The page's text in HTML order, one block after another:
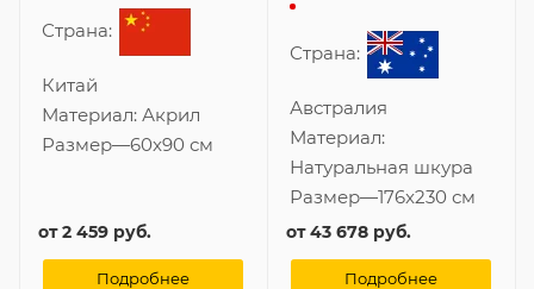
Страна:
Китай
Материал: Акрил
Размер—60x90 см
от2 459 руб.
Подробнее
Страна:
Австралия
Материал:
Натуральная шкура
Размер—176x230 см
от43 678 руб.
Подробнее